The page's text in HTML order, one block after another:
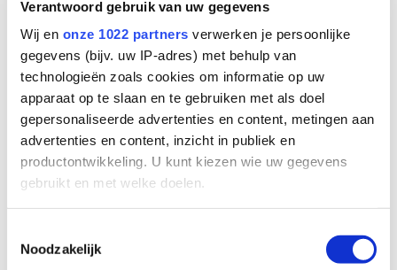
Verantwoord gebruik van uw gegevens
Wij en onze 1022 partners verwerken je persoonlijke
gegevens (bijv. uw IP-adres) met behulp van
technologieën zoals cookies om informatie op uw
apparaat op te slaan en te gebruiken met als doel
gepersonaliseerde advertenties en content, metingen aan
advertenties en content, inzicht in publiek en
productontwikkeling. U kunt kiezen wie uw gegevens
gebruikt en met welke doelen.
Informatie verzamelen over uw geografische
Noodzakelijk
Food & process industry - Water re-use fruit
cooperative
Horticulture - Drain water disinfection of strawberry
grower
Drinking water - Desalination system in Libya
Maritime - Contribution to fresh water generation
Intensive livestock farming - UV Disinfector skid
Support
Knowledge center
About VGE
News
Contact